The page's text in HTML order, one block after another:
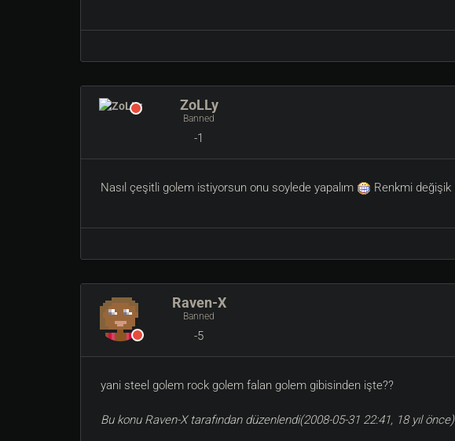
ZoLLy
Banned
-1
Nasıl çeşitli golem istiyorsun onu soylede yapalım Renkmi değişik
Raven-X
Banned
-5
yani steel golem rock golem falan golem gibisinden işte??
Bu konu Raven-X tarafından düzenlendi(2008-05-31 22:41, 18 yıl önce)